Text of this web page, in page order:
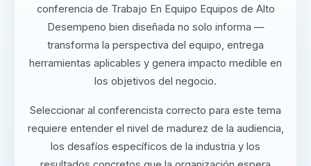
conferencia de Trabajo En Equipo Equipos de Alto
Desempeno bien diseñada no solo informa —
transforma la perspectiva del equipo, entrega
herramientas aplicables y genera impacto medible en
los objetivos del negocio.
Seleccionar al conferencista correcto para este tema
requiere entender el nivel de madurez de la audiencia,
los desafíos específicos de la industria y los